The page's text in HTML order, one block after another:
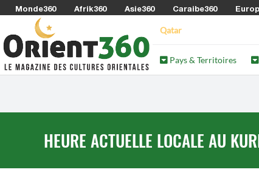
Monde360 Afrik360 Asie360 Caraibe360
Qatar
Pays & Territoires
HEURE ACTUELLE LOCALE AU